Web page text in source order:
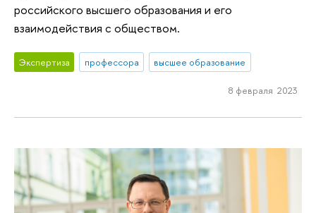
российского высшего образования и его
взаимодействия с обществом.
Экспертиза профессора высшее образование
8 февраля 2023